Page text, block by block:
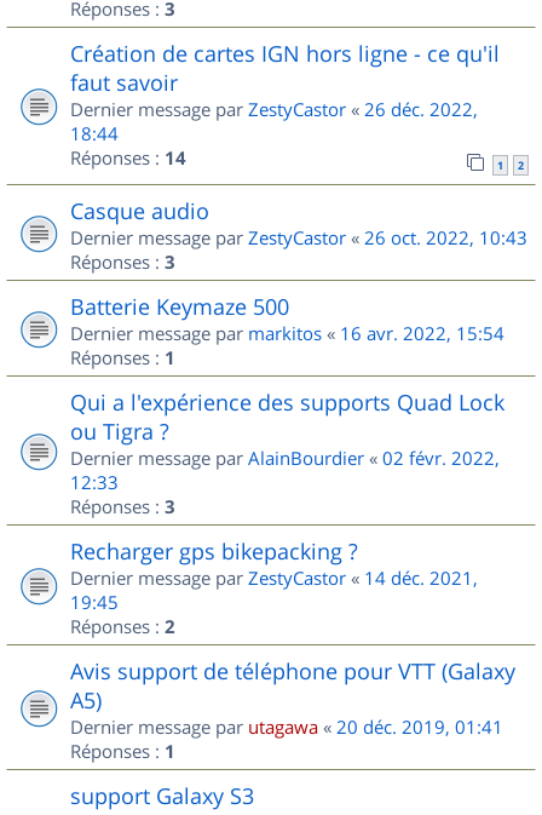
Réponses : 3
Création de cartes IGN hors ligne - ce qu'il
faut savoir
Dernier message par ZestyCastor « 26 déc. 2022,
18:44
Réponses : 14 1 2
Casque audio
Dernier message par ZestyCastor « 26 oct. 2022, 10:43
Réponses : 3
Batterie Keymaze 500
Dernier message par markitos « 16 avr. 2022, 15:54
Réponses : 1
Qui a l'expérience des supports Quad Lock
ou Tigra ?
Dernier message par AlainBourdier « 02 févr. 2022,
12:33
Réponses : 3
Recharger gps bikepacking ?
Dernier message par ZestyCastor « 14 déc. 2021,
19:45
Réponses : 2
Avis support de téléphone pour VTT (Galaxy
A5)
Dernier message par utagawa « 20 déc. 2019, 01:41
Réponses : 1
support Galaxy S3